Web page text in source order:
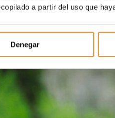
a partir del uso que
Denegar